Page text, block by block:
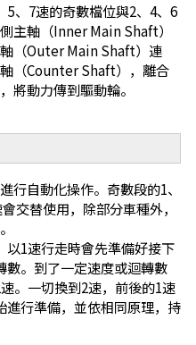
5、7速的奇數檔位與2、4、6
主軸（Inner Main Shaft）
（Outer Main Shaft）連
（Counter Shaft），離合
將動力傳到驅動輪。
行自動化操作。奇數段的1、
交替使用，除部分車種外，
以1速行走時會先準備好接下
數。到了一定速度或迴轉數
。一切換到2速，前後的1速
進行準備，並依相同原理，持